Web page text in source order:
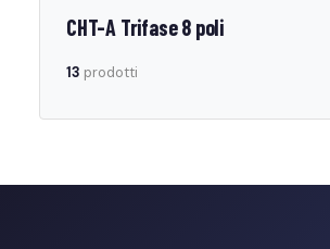
CHT-A Trifase 8 poli
13 prodotti